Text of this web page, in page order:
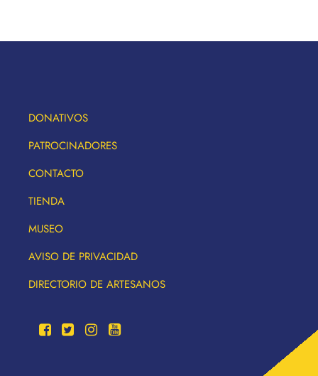
DONATIVOS
PATROCINADORES
CONTACTO
TIENDA
MUSEO
AVISO DE PRIVACIDAD
DIRECTORIO DE ARTESANOS